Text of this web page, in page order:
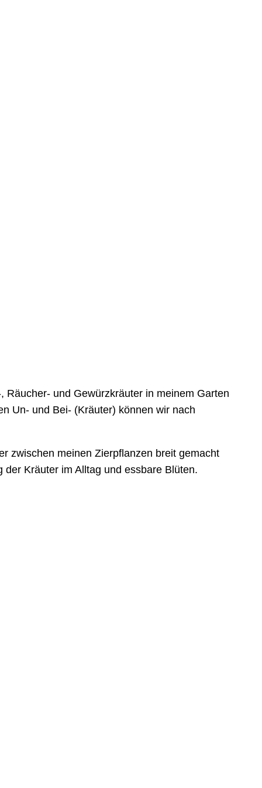
und Gewürzkräuter in meinem Garten
Un- und Bei- (Kräuter) können wir nach
zwischen meinen Zierpflanzen breit gemacht
Kräuter im Alltag und essbare Blüten.